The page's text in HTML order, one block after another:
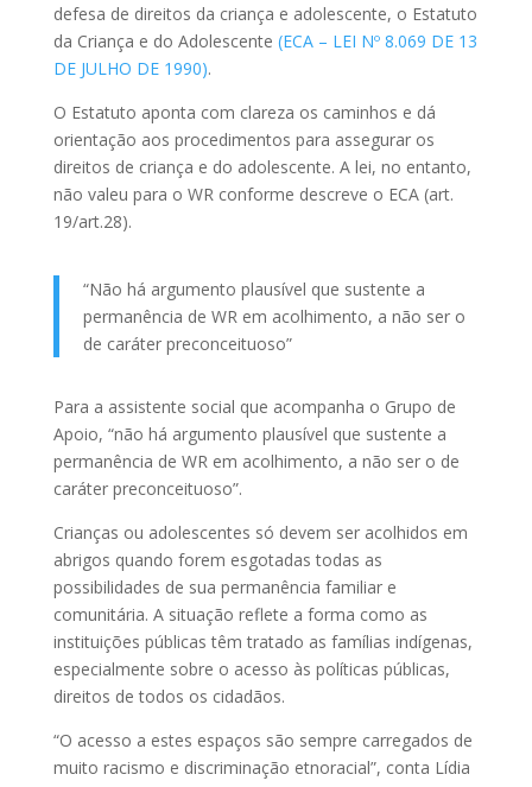
defesa de direitos da criança e adolescente, o Estatuto
da Criança e do Adolescente (ECA – LEI Nº 8.069 DE 13
DE JULHO DE 1990).
O Estatuto aponta com clareza os caminhos e dá
orientação aos procedimentos para assegurar os
direitos de criança e do adolescente. A lei, no entanto,
não valeu para o WR conforme descreve o ECA (art.
19/art.28).
“Não há argumento plausível que sustente a
permanência de WR em acolhimento, a não ser o
de caráter preconceituoso”
Para a assistente social que acompanha o Grupo de
Apoio, “não há argumento plausível que sustente a
permanência de WR em acolhimento, a não ser o de
caráter preconceituoso”.
Crianças ou adolescentes só devem ser acolhidos em
abrigos quando forem esgotadas todas as
possibilidades de sua permanência familiar e
comunitária. A situação reflete a forma como as
instituições públicas têm tratado as famílias indígenas,
especialmente sobre o acesso às políticas públicas,
direitos de todos os cidadãos.
“O acesso a estes espaços são sempre carregados de
muito racismo e discriminação etnoracial”, conta Lídia